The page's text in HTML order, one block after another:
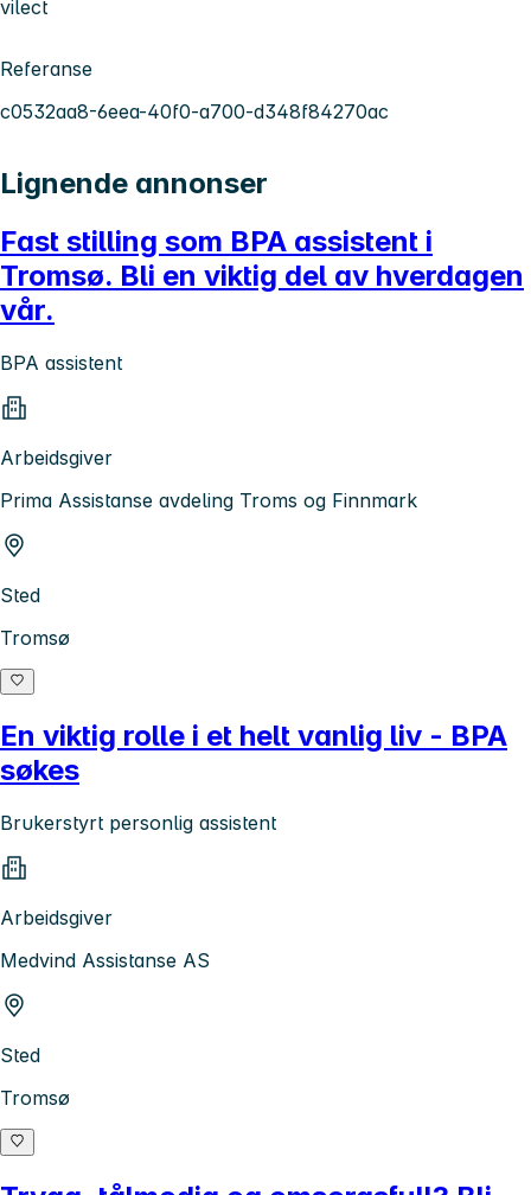
vilect
Referanse
c0532aa8-6eea-40f0-a700-d348f84270ac
Lignende annonser
Fast stilling som BPA assistent i
Tromsø. Bli en viktig del av hverdagen
vår.
BPA assistent
Arbeidsgiver
Prima Assistanse avdeling Troms og Finnmark
Sted
Tromsø
En viktig rolle i et helt vanlig liv - BPA
søkes
Brukerstyrt personlig assistent
Arbeidsgiver
Medvind Assistanse AS
Sted
Tromsø